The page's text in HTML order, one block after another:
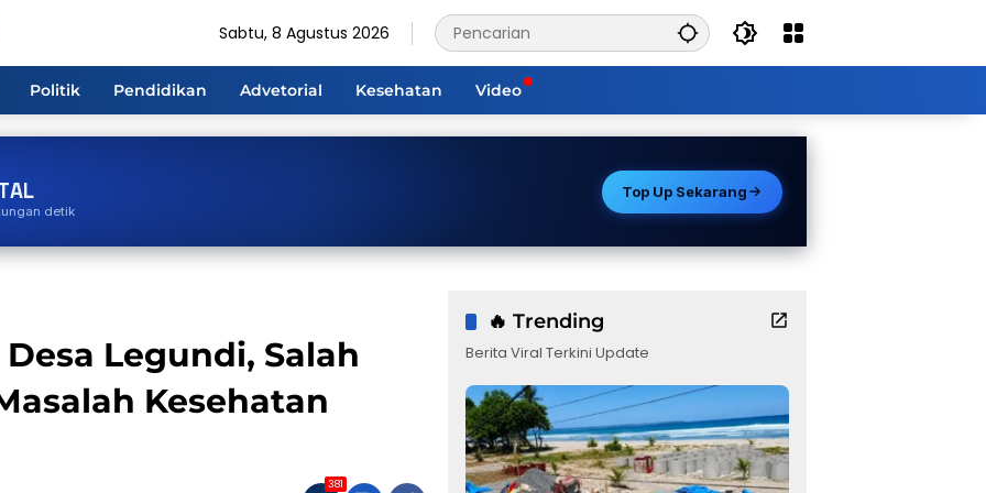
Sabtu, 8 Agustus 2026
Politik Pendidikan Advetorial Kesehatan Video
detik
Top Up Sekarang
Legundi, Salah
Kesehatan
381
🔥 Trending
Berita Viral Terkini Update